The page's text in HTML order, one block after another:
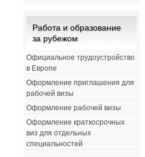
Работа и образование
за рубежом
Официальное трудоустройство
в Европе
Оформление приглашения для
рабочей визы
Оформление рабочей визы
Оформление краткосрочных
виз для отдельных
специальностей